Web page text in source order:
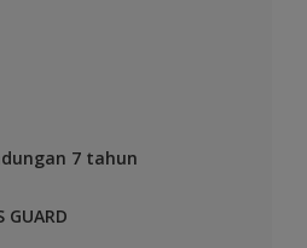
7 tahun
GUARD